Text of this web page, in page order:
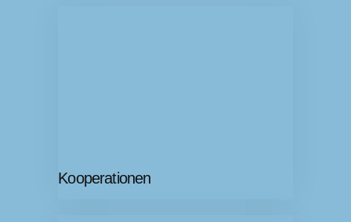
Kooperationen